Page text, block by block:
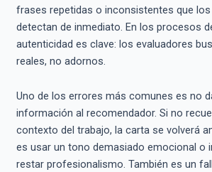
frases repetidas o inconsistentes que
detectan de inmediato. En los procesos
autenticidad es clave: los evaluadores
reales, no adornos.
Uno de los errores más comunes es no
información al recomendador. Si no
contexto del trabajo, la carta se volverá
es usar un tono demasiado emocional o
restar profesionalismo. También es un